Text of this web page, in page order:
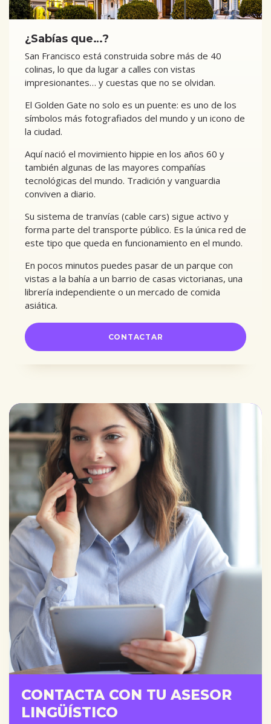
¿Sabías que…?
San Francisco está construida sobre más de 40
colinas, lo que da lugar a calles con vistas
impresionantes… y cuestas que no se olvidan.
El Golden Gate no solo es un puente: es uno de los
símbolos más fotografiados del mundo y un icono de
la ciudad.
Aquí nació el movimiento hippie en los años 60 y
también algunas de las mayores compañías
tecnológicas del mundo. Tradición y vanguardia
conviven a diario.
Su sistema de tranvías (cable cars) sigue activo y
forma parte del transporte público. Es la única red de
este tipo que queda en funcionamiento en el mundo.
En pocos minutos puedes pasar de un parque con
vistas a la bahía a un barrio de casas victorianas, una
librería independiente o un mercado de comida
asiática.
CONTACTAR
CONTACTA CON TU ASESOR
LINGÜÍSTICO